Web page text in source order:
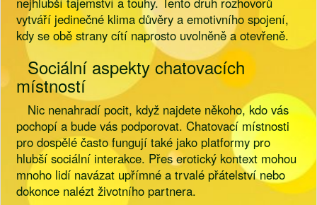
vytváří jedinečné klima důvěry a emotivního spojení,
kdy se obě strany cítí naprosto uvolněně a otevřeně.
Sociální aspekty chatovacích
místností
Nic nenahradí pocit, když najdete někoho, kdo vás
pochopí a bude vás podporovat. Chatovací místnosti
pro dospělé často fungují také jako platformy pro
hlubší sociální interakce. Přes erotický kontext mohou
mnoho lidí navázat upřímné a trvalé přátelství nebo
dokonce nalézt životního partnera.